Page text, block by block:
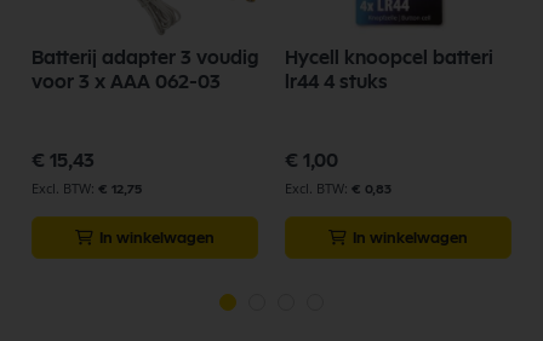
Batterij adapter 3 voudig
voor 3 x AAA 062-03
€ 15,43
€ 12,75
In winkelwagen
Hycell knoopcel batteri
lr44 4 stuks
€ 1,00
€ 0,83
In winkelwagen